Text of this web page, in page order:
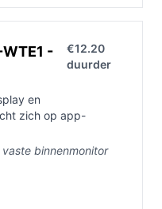
-
€12.20
duurder
en
zich op app-
binnenmonitor